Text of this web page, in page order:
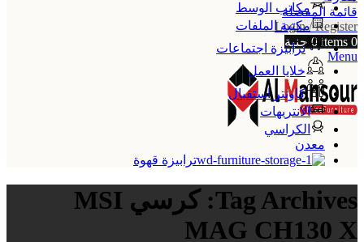
قائمة المفضلة
Login / Register
0
items
0 جنية
Menu
مكاتب الوسط
مكتبة الملفات
ترابيزة اجتماعات
خلايا العمل
كاونتر استقبال
الانتريهات
الكراسي
معدن
ترابيزة قهوة
Tag Archives: كرسي MSI
MAG CH130 X